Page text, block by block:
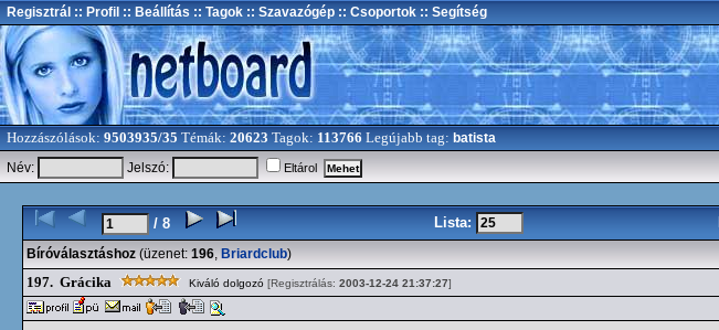
Regisztrál :: Profil :: Beállítás :: Tagok :: Szavazógép :: Csoportok :: Segítség
Hozzászólások: 9503935/35 Témák: 20623 Tagok: 113766 Legújabb tag: batista
Név: Jelszó: Eltárol
/ 8 Lista:
Bíróválasztáshoz (üzenet: 196, Briardclub)
197. Grácika Kiváló dolgozó [Regisztrálás: 2003-12-24 21:37:27]